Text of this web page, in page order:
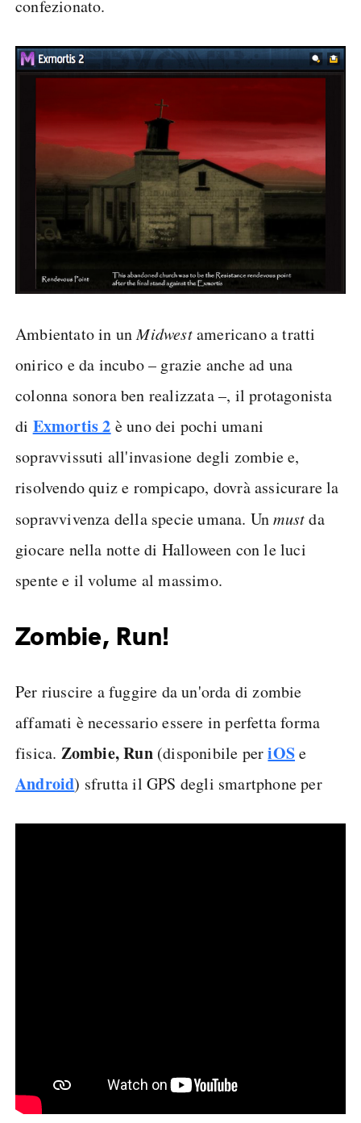
confezionato.
Ambientato in unMidwestamericano a tratti
onirico e da incubo – grazie anche ad una
colonna sonora ben realizzata –, il protagonista
di Exmortis 2 è uno dei pochi umani
sopravvissuti all'invasione degli zombie e,
risolvendo quiz e rompicapo, dovrà assicurare la
sopravvivenza della specie umana. Unmustda
giocare nella notte di Halloween con le luci
spente e il volume al massimo.
Zombie, Run!
Per riuscire a fuggire da un'orda di zombie
affamati è necessario essere in perfetta forma
fisica. Zombie, Run(disponibile periOSe
Android) sfrutta il GPS degli smartphone per